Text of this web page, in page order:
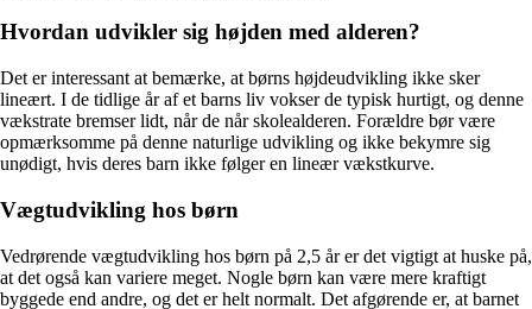
Hvordan udvikler sig højden med alderen?
Det er interessant at bemærke, at børns højdeudvikling ikke sker
lineært. I de tidlige år af et barns liv vokser de typisk hurtigt, og denne
vækstrate bremser lidt, når de når skolealderen. Forældre bør være
opmærksomme på denne naturlige udvikling og ikke bekymre sig
unødigt, hvis deres barn ikke følger en lineær vækstkurve.
Vægtudvikling hos børn
Vedrørende vægtudvikling hos børn på 2,5 år er det vigtigt at huske på,
at det også kan variere meget. Nogle børn kan være mere kraftigt
byggede end andre, og det er helt normalt. Det afgørende er, at barnet